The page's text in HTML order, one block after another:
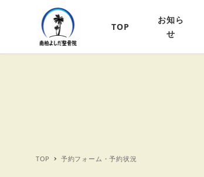
TOP
お知ら
せ
TOP 予約フォーム・予約状況